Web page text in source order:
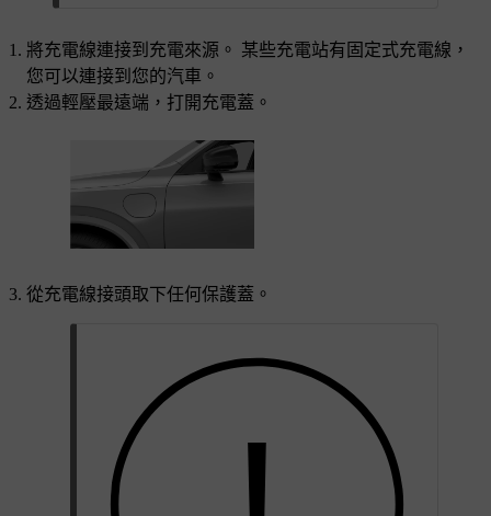
將充電線連接到充電來源。 某些充電站有固定式充電線，
您可以連接到您的汽車。
透過輕壓最遠端，打開充電蓋。
從充電線接頭取下任何保護蓋。